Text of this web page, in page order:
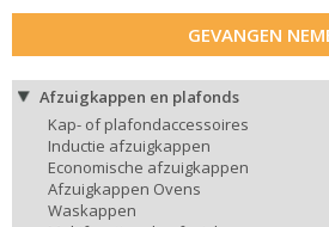
GEVANGEN
Afzuigkappen en plafonds
Kap- of plafondaccessoires
Inductie afzuigkappen
Economische afzuigkappen
Afzuigkappen Ovens
Waskappen